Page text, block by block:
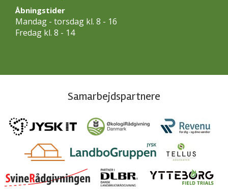
Åbningstider
Mandag - torsdag kl. 8 - 16
Fredag kl. 8 - 14
Samarbejdspartnere